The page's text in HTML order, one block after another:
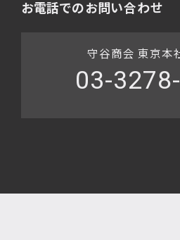
お電話でのお問い合わせ
守谷商会 東京本
03-